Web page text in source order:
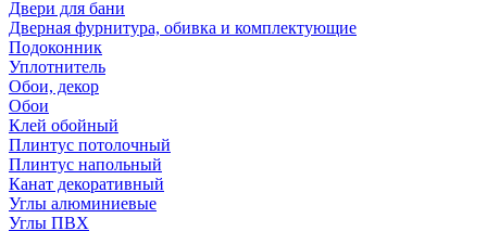
Двери для бани
Дверная фурнитура, обивка и комплектующие
Подоконник
Уплотнитель
Обои, декор
Обои
Клей обойный
Плинтус потолочный
Плинтус напольный
Канат декоративный
Углы алюминиевые
Углы ПВХ